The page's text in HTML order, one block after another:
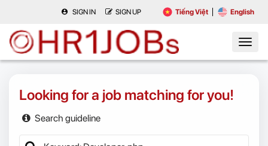
SIGN IN SIGN UP Tiếng Việt English
Looking for a job matching for you!
Search guideline